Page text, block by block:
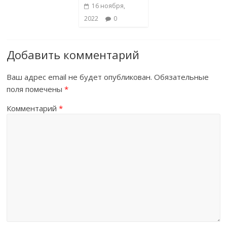
16 ноября,
2022
0
Добавить комментарий
Ваш адрес email не будет опубликован. Обязательные
поля помечены*
Комментарий*